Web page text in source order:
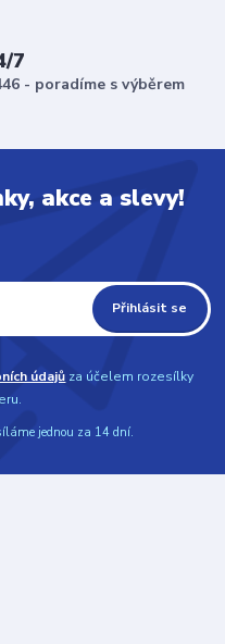
7
- poradíme s výběrem
akce a slevy!
Přihlásit se
údajů za účelem rozesílky
jednou za 14 dní.